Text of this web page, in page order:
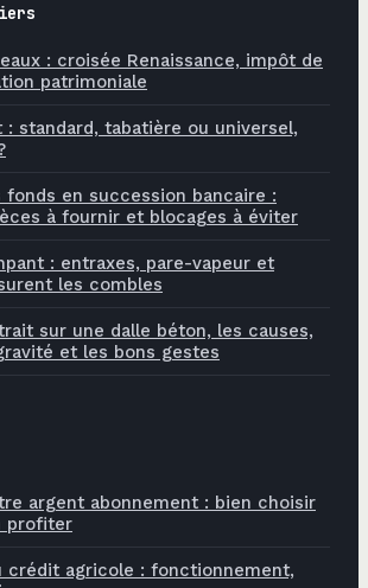
: croisée Renaissance, impôt de
patrimoniale
: standard, tabatière ou universel,
fonds en succession bancaire :
à fournir et blocages à éviter
: entraxes, pare-vapeur et
les combles
sur une dalle béton, les causes,
et les bons gestes
argent abonnement : bien choisir
profiter
crédit agricole : fonctionnement,